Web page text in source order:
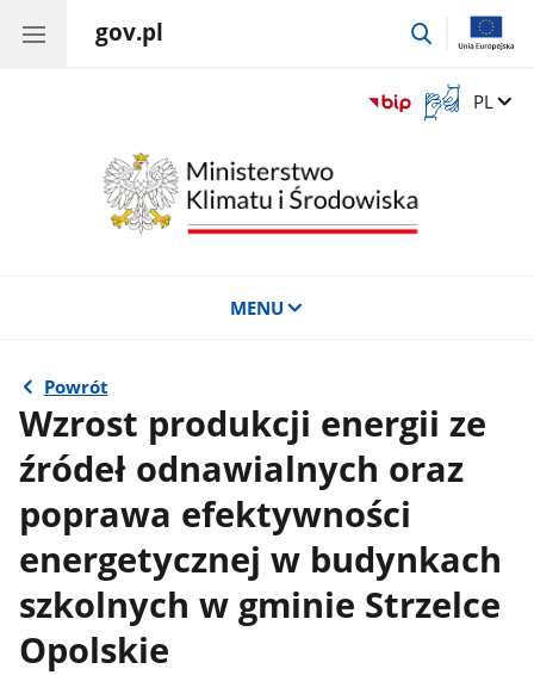
gov.pl
przejdź
Otwórz
okno
Zmień
PL
MENU
Powrót
Wzrost produkcji energii ze
źródeł odnawialnych oraz
poprawa efektywności
energetycznej w budynkach
szkolnych w gminie Strzelce
Opolskie